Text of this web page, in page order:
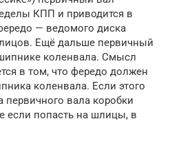
КПП и приводится в
— ведомого диска
Ещё дальше первичный
коленвала. Смысл
в том, что фередо должен
коленвала. Если этого
первичного вала коробки
если попасть на шлицы, в